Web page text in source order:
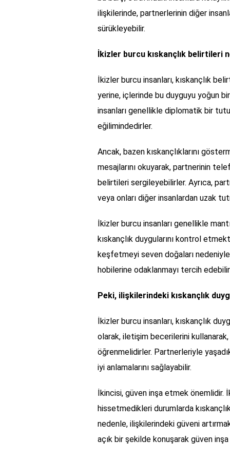
ilişkilerinde, partnerlerinin diğer
sürükleyebilir.
İkizler burcu kıskançlık belirtileri
İkizler burcu insanları, kıskançlık
yerine, içlerinde bu duyguyu yoğun
insanları genellikle diplomatik bir
eğilimindedirler.
Ancak, bazen kıskançlıklarını
mesajlarını okuyarak, partnerinin
belirtileri sergileyebilirler. Ayrıca,
veya onları diğer insanlardan uzak
İkizler burcu insanları genellikle
kıskançlık duygularını kontrol
keşfetmeyi seven doğaları nedeniyle
hobilerine odaklanmayı tercih
Peki, ilişkilerindeki kıskançlık
İkizler burcu insanları, kıskançlık
olarak, iletişim becerilerini
öğrenmelidirler. Partnerleriyle
iyi anlamalarını sağlayabilir.
İkincisi, güven inşa etmek önemlidir.
hissetmedikleri durumlarda
nedenle, ilişkilerindeki güveni
açık bir şekilde konuşarak güven